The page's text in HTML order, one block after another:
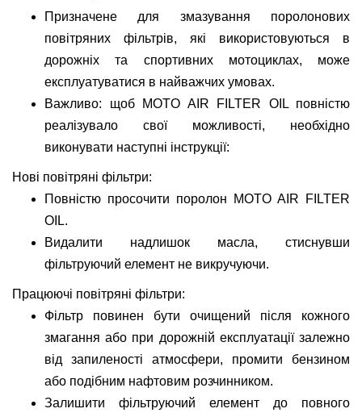
Призначене для змазування поролонових
повітряних фільтрів, які використовуються в
дорожніх та спортивних мотоциклах, може
експлуатуватися в найважчих умовах.
Важливо: щоб MOTO AIR FILTER OIL повністю
реалізувало свої можливості, необхідно
виконувати наступні інструкції:
Нові повітряні фільтри:
Повністю просочити поролон MOTO AIR FILTER
OIL.
Видалити надлишок масла, стиснувши
фільтруючий елемент не викручуючи.
Працюючі повітряні фільтри:
Фільтр повинен бути очищений після кожного
змагання або при дорожній експлуатації залежно
від запиленості атмосфери, промити бензином
або подібним нафтовим розчинником.
Залишити фільтруючий елемент до повного